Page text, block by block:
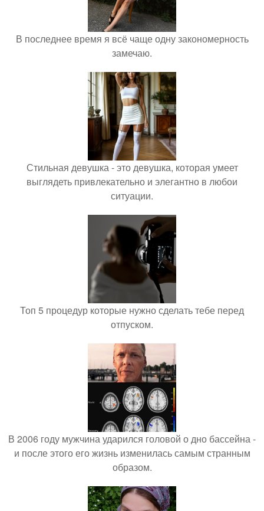
В последнее время я всё чаще одну закономерность
замечаю.
Стильная девушка - это девушка, которая умеет
выглядеть привлекательно и элегантно в любои
ситуации.
Топ 5 процедур которые нужно сделать тебе перед
отпуском.
В 2006 году мужчина ударился головой о дно бассейна -
и после этого его жизнь изменилась самым странным
образом.